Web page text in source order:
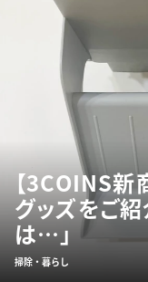
【3COINS新
グッズをご紹
は…」
掃除・暮らし